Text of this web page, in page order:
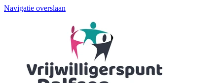
Navigatie overslaan